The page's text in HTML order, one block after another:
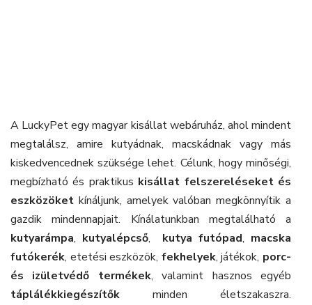
A LuckyPet egy magyar kisállat webáruház, ahol mindent
megtalálsz, amire kutyádnak, macskádnak vagy más
kiskedvencednek szüksége lehet. Célunk, hogy minőségi,
megbízható és praktikus kisállat felszereléseket és
eszközöket kínáljunk, amelyek valóban megkönnyítik a
gazdik mindennapjait. Kínálatunkban megtalálható a
kutyarámpa, kutyalépcső, kutya futópad, macska
futókerék, etetési eszközök, fekhelyek, játékok, porc-
és izületvédő termékek, valamint hasznos egyéb
táplálékkiegészítők minden életszakaszra.